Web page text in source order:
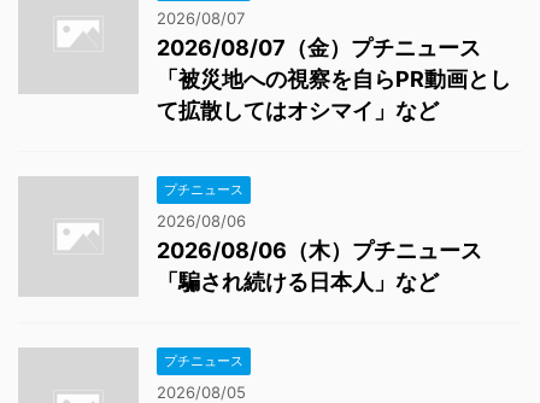
2026/08/07
2026/08/07（金）プチニュース
「被災地への視察を自らPR動画とし
て拡散してはオシマイ」など
プチニュース
2026/08/06
2026/08/06（木）プチニュース
「騙され続ける日本人」など
プチニュース
2026/08/05